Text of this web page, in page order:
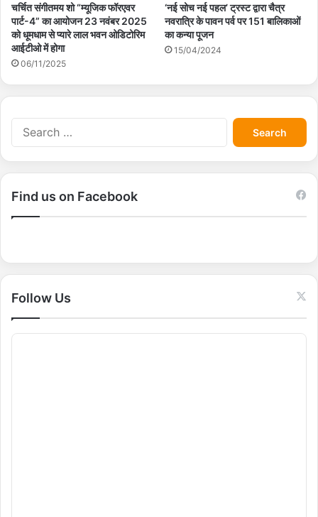
चर्चित संगीतमय शो “म्यूजिक फॉरएवर
पार्ट-4” का आयोजन 23 नवंबर 2025
को धूमधाम से प्यारे लाल भवन ओडिटोरिम
आईटीओ में होगा
06/11/2025
‘नई सोच नई पहल’ ट्रस्ट द्वारा चैत्र
नवरात्रि के पावन पर्व पर 151 बालिकाओं
का कन्या पूजन
15/04/2024
S
e
a
r
r
:
Find us on Facebook
Follow Us